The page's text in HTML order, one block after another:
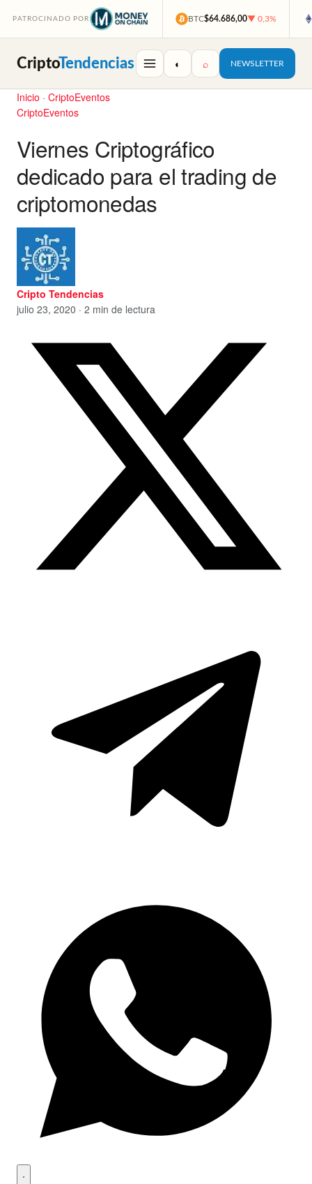
PATROCINADO POR BTC$64.686,00▼ 0,3%
CriptoTendencias ◐ ⌕ NEWSLETTER
Inicio · CriptoEventos
CriptoEventos
Viernes Criptográfico
dedicado para el trading de
criptomonedas
Cripto Tendencias
julio 23, 2020 · 2 min de lectura